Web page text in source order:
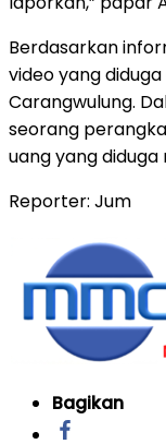
Berdasarkan
video yang
Carangwulung.
seorang
uang yang
Reporter: Jum
Bagikan